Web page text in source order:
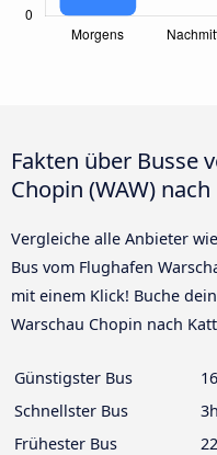
Fakten über Busse
Chopin (WAW)
Vergleiche alle Anbieter
Bus vom Flughafen
mit einem Klick! Buche
Warschau Chopin nach
Günstigster Bus
Schnellster Bus
Frühester Bus